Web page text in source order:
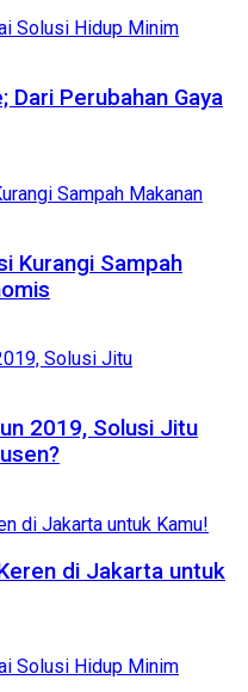
Dari Perubahan Gaya
Kurangi Sampah
2019, Solusi Jitu
di Jakarta untuk